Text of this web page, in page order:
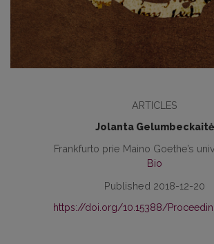
ARTICLES
Jolanta Gelumbeckaitė
Frankfurto prie Maino Goethe’s
Bio
Published 2018-12-20
https://doi.org/10.15388/